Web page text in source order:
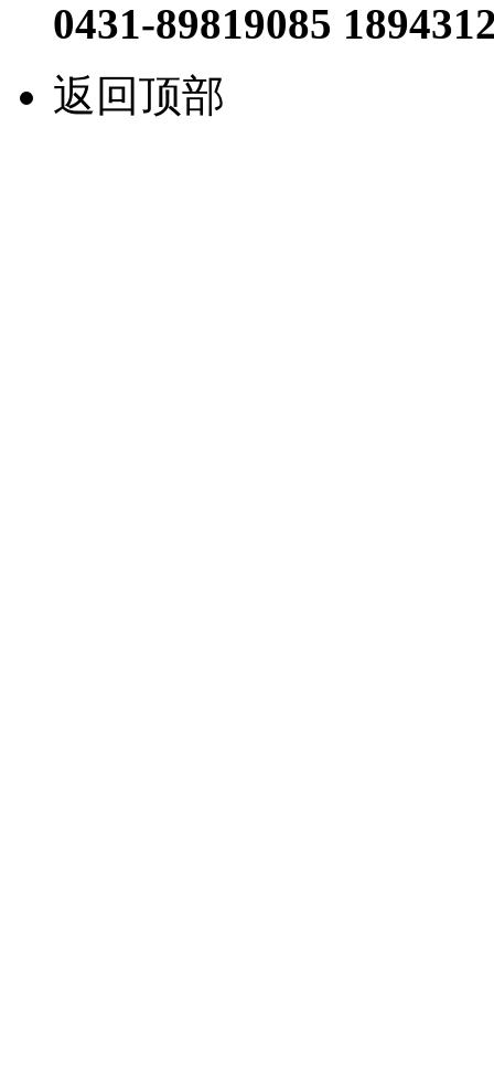
0431-89819085
返回顶部